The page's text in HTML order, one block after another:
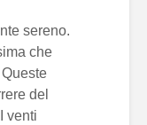
sereno.
che
del
venti